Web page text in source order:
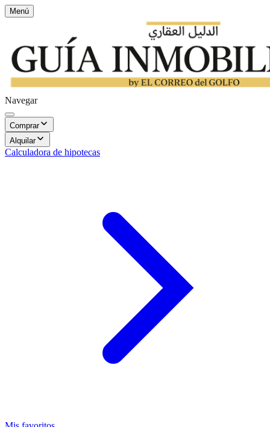
Menú
Navegar
Comprar
Alquilar
Calculadora de hipotecas